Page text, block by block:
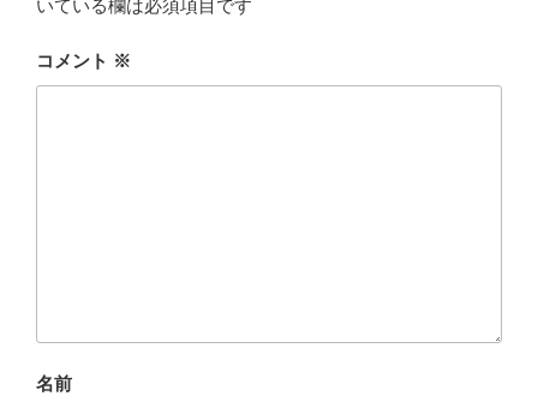
いている欄は必須項目です
コメント ※
名前